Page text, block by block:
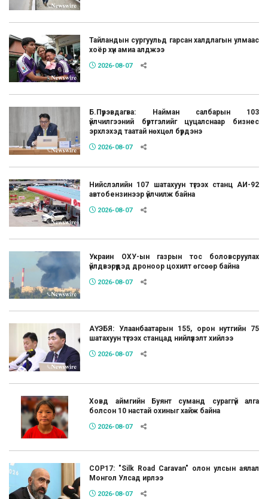
Тайландын сургуульд гарсан халдлагын улмаас
хоёр хүн амиа алджээ
2026-08-07
Б.Пүрэвдагва: Найман салбарын 103
үйлчилгээний бүртгэлийг цуцалснаар бизнес
эрхлэхэд таатай нөхцөл бүрдэнэ
2026-08-07
Нийслэлийн 107 шатахуун түгээх станц АИ-92
автобензинээр үйлчилж байна
2026-08-07
Украин ОХУ-ын газрын тос боловсруулах
үйлдвэрүүдэд дроноор цохилт өгсөөр байна
2026-08-07
АҮЭБЯ: Улаанбаатарын 155, орон нутгийн 75
шатахуун түгээх станцад нийлүүлэлт хийлээ
2026-08-07
Ховд аймгийн Буянт суманд сураггүй алга
болсон 10 настай охиныг хайж байна
2026-08-07
COP17: "Silk Road Caravan" олон улсын аялал
Монгол Улсад ирлээ
2026-08-07